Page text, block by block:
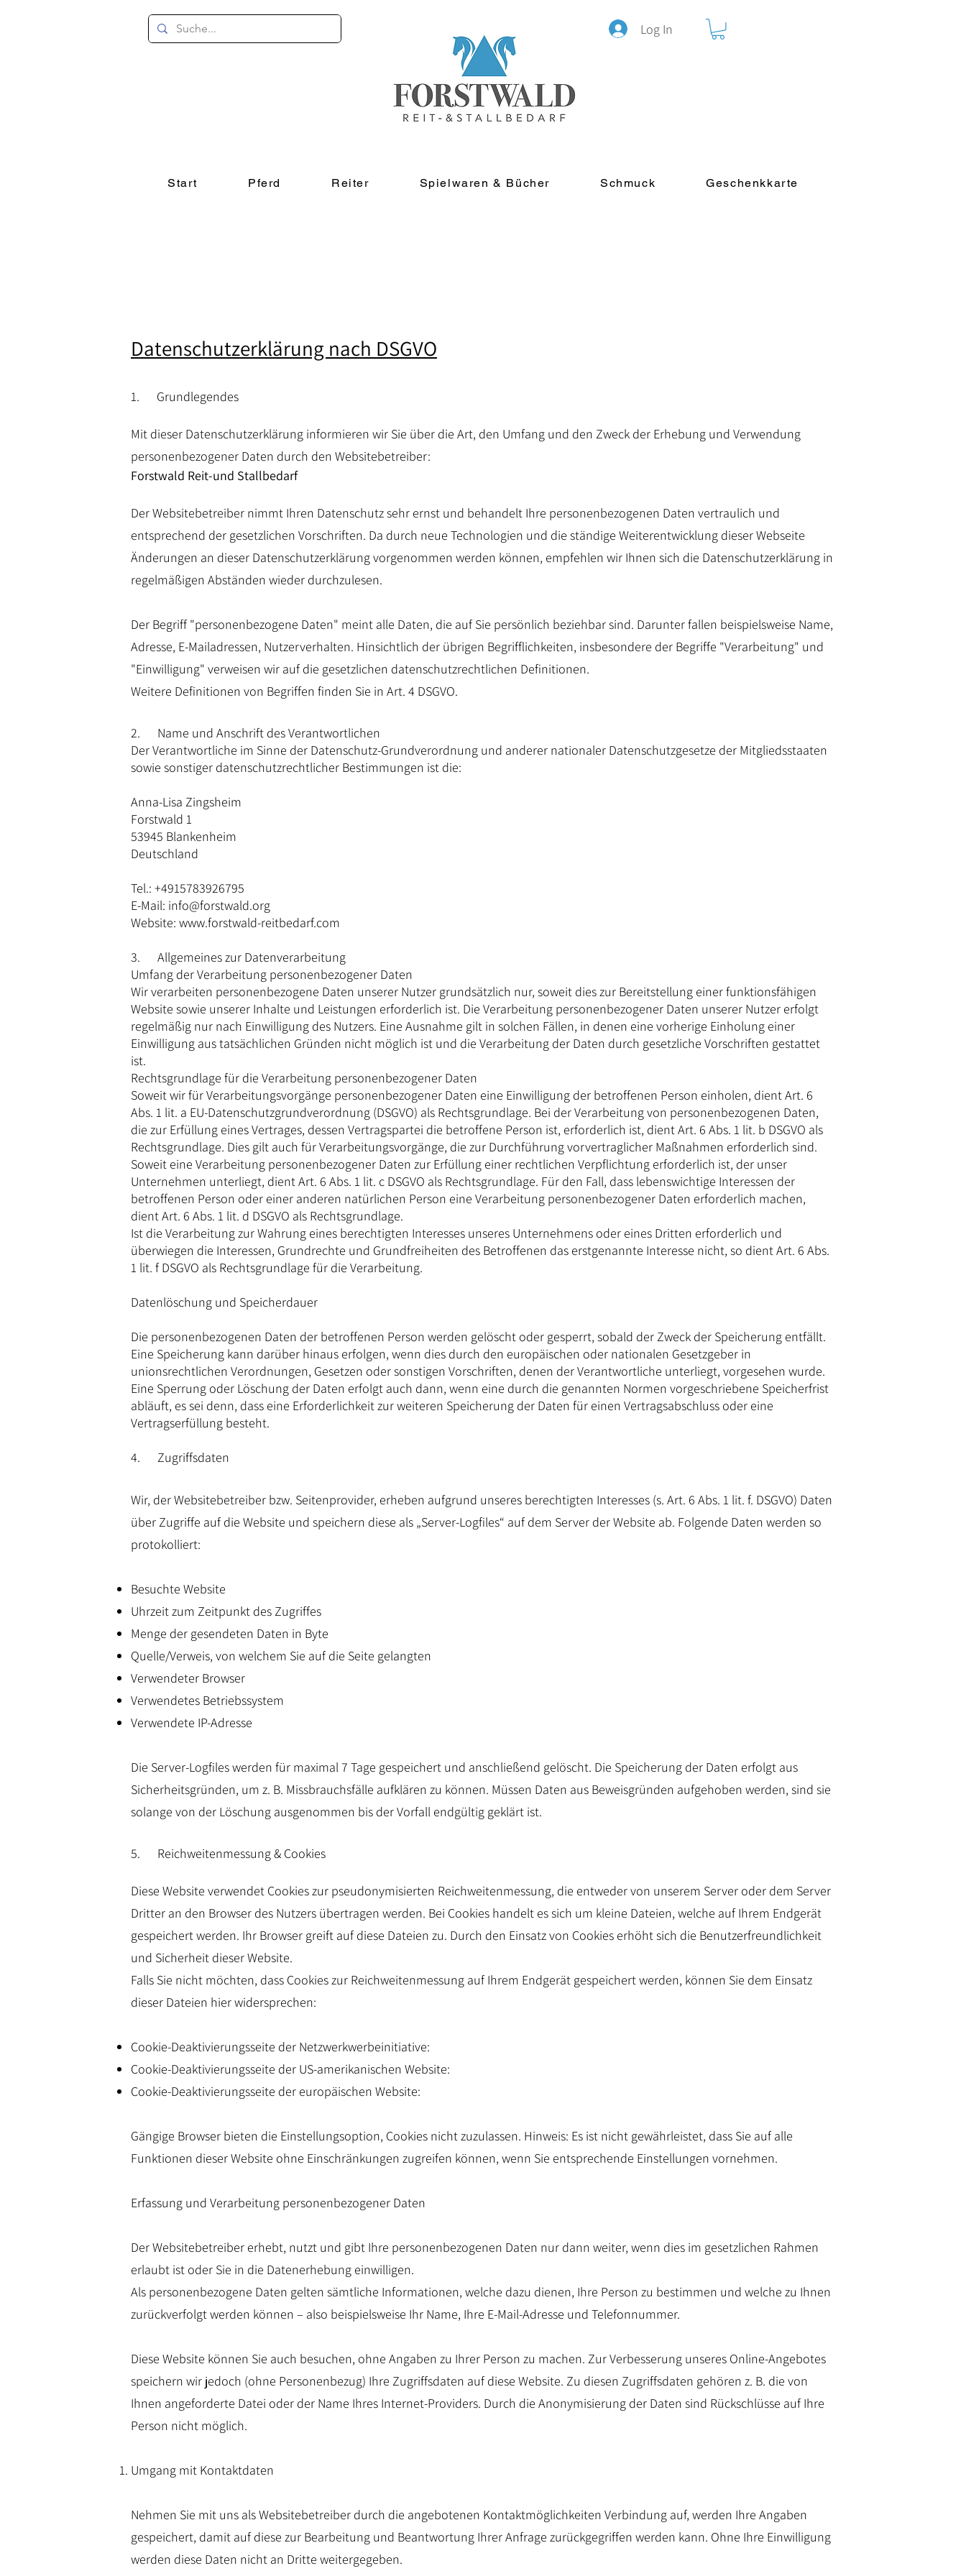
Log In
Start Pferd Reiter Spielwaren & Bücher Schmuck Geschenkkarte
Datenschutzerklärung nach DSGVO
1. Grundlegendes
Mit dieser Datenschutzerklärung informieren wir Sie über die Art, den Umfang und den Zweck der Erhebung und Verwendung
personenbezogener Daten durch den Websitebetreiber:
Forstwald Reit-und Stallbedarf
Der Websitebetreiber nimmt Ihren Datenschutz sehr ernst und behandelt Ihre personenbezogenen Daten vertraulich und
entsprechend der gesetzlichen Vorschriften. Da durch neue Technologien und die ständige Weiterentwicklung dieser Webseite
Änderungen an dieser Datenschutzerklärung vorgenommen werden können, empfehlen wir Ihnen sich die Datenschutzerklärung in
regelmäßigen Abständen wieder durchzulesen.
Der Begriff "personenbezogene Daten" meint alle Daten, die auf Sie persönlich beziehbar sind. Darunter fallen beispielsweise Name,
Adresse, E-Mailadressen, Nutzerverhalten. Hinsichtlich der übrigen Begrifflichkeiten, insbesondere der Begriffe "Verarbeitung" und
"Einwilligung" verweisen wir auf die gesetzlichen datenschutzrechtlichen Definitionen.
Weitere Definitionen von Begriffen finden Sie in Art. 4 DSGVO.
2. Name und Anschrift des Verantwortlichen
Der Verantwortliche im Sinne der Datenschutz-Grundverordnung und anderer nationaler Datenschutzgesetze der Mitgliedsstaaten
sowie sonstiger datenschutzrechtlicher Bestimmungen ist die:
Anna-Lisa Zingsheim
Forstwald 1
53945 Blankenheim
Deutschland
Tel.: +4915783926795
E-Mail: info@forstwald.org
Website: www.forstwald-reitbedarf.com
3. Allgemeines zur Datenverarbeitung
Umfang der Verarbeitung personenbezogener Daten
Wir verarbeiten personenbezogene Daten unserer Nutzer grundsätzlich nur, soweit dies zur Bereitstellung einer funktionsfähigen
Website sowie unserer Inhalte und Leistungen erforderlich ist. Die Verarbeitung personenbezogener Daten unserer Nutzer erfolgt
regelmäßig nur nach Einwilligung des Nutzers. Eine Ausnahme gilt in solchen Fällen, in denen eine vorherige Einholung einer
Einwilligung aus tatsächlichen Gründen nicht möglich ist und die Verarbeitung der Daten durch gesetzliche Vorschriften gestattet
ist.
Rechtsgrundlage für die Verarbeitung personenbezogener Daten
Soweit wir für Verarbeitungsvorgänge personenbezogener Daten eine Einwilligung der betroffenen Person einholen, dient Art. 6
Abs. 1 lit. a EU-Datenschutzgrundverordnung (DSGVO) als Rechtsgrundlage. Bei der Verarbeitung von personenbezogenen Daten,
die zur Erfüllung eines Vertrages, dessen Vertragspartei die betroffene Person ist, erforderlich ist, dient Art. 6 Abs. 1 lit. b DSGVO als
Rechtsgrundlage. Dies gilt auch für Verarbeitungsvorgänge, die zur Durchführung vorvertraglicher Maßnahmen erforderlich sind.
Soweit eine Verarbeitung personenbezogener Daten zur Erfüllung einer rechtlichen Verpflichtung erforderlich ist, der unser
Unternehmen unterliegt, dient Art. 6 Abs. 1 lit. c DSGVO als Rechtsgrundlage. Für den Fall, dass lebenswichtige Interessen der
betroffenen Person oder einer anderen natürlichen Person eine Verarbeitung personenbezogener Daten erforderlich machen,
dient Art. 6 Abs. 1 lit. d DSGVO als Rechtsgrundlage.
Ist die Verarbeitung zur Wahrung eines berechtigten Interesses unseres Unternehmens oder eines Dritten erforderlich und
überwiegen die Interessen, Grundrechte und Grundfreiheiten des Betroffenen das erstgenannte Interesse nicht, so dient Art. 6 Abs.
1 lit. f DSGVO als Rechtsgrundlage für die Verarbeitung.
Datenlöschung und Speicherdauer
Die personenbezogenen Daten der betroffenen Person werden gelöscht oder gesperrt, sobald der Zweck der Speicherung entfällt.
Eine Speicherung kann darüber hinaus erfolgen, wenn dies durch den europäischen oder nationalen Gesetzgeber in
unionsrechtlichen Verordnungen, Gesetzen oder sonstigen Vorschriften, denen der Verantwortliche unterliegt, vorgesehen wurde.
Eine Sperrung oder Löschung der Daten erfolgt auch dann, wenn eine durch die genannten Normen vorgeschriebene Speicherfrist
abläuft, es sei denn, dass eine Erforderlichkeit zur weiteren Speicherung der Daten für einen Vertragsabschluss oder eine
Vertragserfüllung besteht.
4. Zugriffsdaten
Wir, der Websitebetreiber bzw. Seitenprovider, erheben aufgrund unseres berechtigten Interesses (s. Art. 6 Abs. 1 lit. f. DSGVO) Daten
über Zugriffe auf die Website und speichern diese als „Server-Logfiles“ auf dem Server der Website ab. Folgende Daten werden so
protokolliert:
Besuchte Website
Uhrzeit zum Zeitpunkt des Zugriffes
Menge der gesendeten Daten in Byte
Quelle/Verweis, von welchem Sie auf die Seite gelangten
Verwendeter Browser
Verwendetes Betriebssystem
Verwendete IP-Adresse
Die Server-Logfiles werden für maximal 7 Tage gespeichert und anschließend gelöscht. Die Speicherung der Daten erfolgt aus
Sicherheitsgründen, um z. B. Missbrauchsfälle aufklären zu können. Müssen Daten aus Beweisgründen aufgehoben werden, sind sie
solange von der Löschung ausgenommen bis der Vorfall endgültig geklärt ist.
5. Reichweitenmessung & Cookies
Diese Website verwendet Cookies zur pseudonymisierten Reichweitenmessung, die entweder von unserem Server oder dem Server
Dritter an den Browser des Nutzers übertragen werden. Bei Cookies handelt es sich um kleine Dateien, welche auf Ihrem Endgerät
gespeichert werden. Ihr Browser greift auf diese Dateien zu. Durch den Einsatz von Cookies erhöht sich die Benutzerfreundlichkeit
und Sicherheit dieser Website.
Falls Sie nicht möchten, dass Cookies zur Reichweitenmessung auf Ihrem Endgerät gespeichert werden, können Sie dem Einsatz
dieser Dateien hier widersprechen:
Cookie-Deaktivierungsseite der Netzwerkwerbeinitiative:
Cookie-Deaktivierungsseite der US-amerikanischen Website:
Cookie-Deaktivierungsseite der europäischen Website:
Gängige Browser bieten die Einstellungsoption, Cookies nicht zuzulassen. Hinweis: Es ist nicht gewährleistet, dass Sie auf alle
Funktionen dieser Website ohne Einschränkungen zugreifen können, wenn Sie entsprechende Einstellungen vornehmen.
Erfassung und Verarbeitung personenbezogener Daten
Der Websitebetreiber erhebt, nutzt und gibt Ihre personenbezogenen Daten nur dann weiter, wenn dies im gesetzlichen Rahmen
erlaubt ist oder Sie in die Datenerhebung einwilligen.
Als personenbezogene Daten gelten sämtliche Informationen, welche dazu dienen, Ihre Person zu bestimmen und welche zu Ihnen
zurückverfolgt werden können – also beispielsweise Ihr Name, Ihre E-Mail-Adresse und Telefonnummer.
Diese Website können Sie auch besuchen, ohne Angaben zu Ihrer Person zu machen. Zur Verbesserung unseres Online-Angebotes
speichern wir jedoch (ohne Personenbezug) Ihre Zugriffsdaten auf diese Website. Zu diesen Zugriffsdaten gehören z. B. die von
Ihnen angeforderte Datei oder der Name Ihres Internet-Providers. Durch die Anonymisierung der Daten sind Rückschlüsse auf Ihre
Person nicht möglich.
Umgang mit Kontaktdaten
Nehmen Sie mit uns als Websitebetreiber durch die angebotenen Kontaktmöglichkeiten Verbindung auf, werden Ihre Angaben
gespeichert, damit auf diese zur Bearbeitung und Beantwortung Ihrer Anfrage zurückgegriffen werden kann. Ohne Ihre Einwilligung
werden diese Daten nicht an Dritte weitergegeben.